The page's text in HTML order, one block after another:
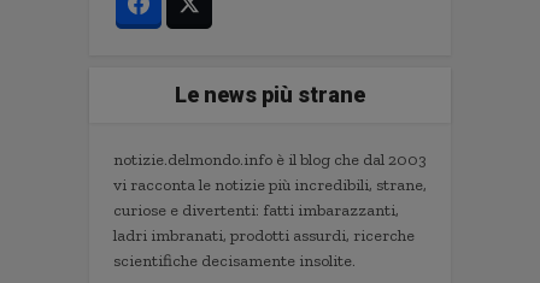
Le news più strane
notizie.delmondo.info è il blog che dal 2003
vi racconta le notizie più incredibili, strane,
curiose e divertenti: fatti imbarazzanti,
ladri imbranati, prodotti assurdi, ricerche
scientifiche decisamente insolite.